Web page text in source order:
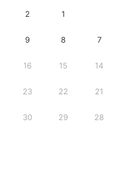
1
2
7
8
9
14
15
16
21
22
23
28
29
30